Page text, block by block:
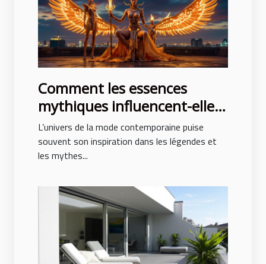
Comment les essences
mythiques influencent-elles
la mode contemporaine ?
L’univers de la mode contemporaine puise
souvent son inspiration dans les légendes et
les mythes...